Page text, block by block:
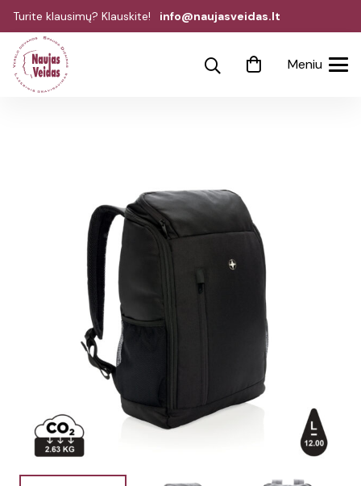
Turite klausimų? Klauskite! info@naujasveidas.lt
Meniu